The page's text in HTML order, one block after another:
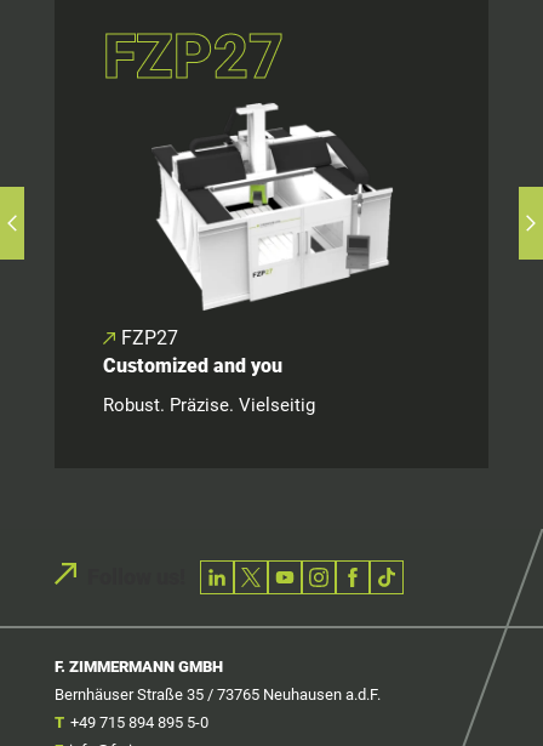
FZP27
FZP27
Customized and you
Robust. Präzise. Vielseitig
F. ZIMMERMANN GMBH
Bernhäuser Straße 35 / 73765 Neuhausen a.d.F.
T +49 715 894 895 5-0